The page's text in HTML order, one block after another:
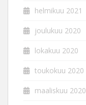
helmikuu 2021
joulukuu 2020
lokakuu 2020
toukokuu 2020
maaliskuu 2020